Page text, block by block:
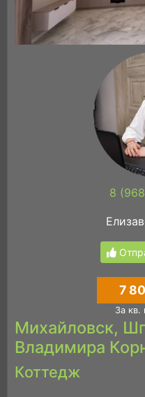
8
7
За
Михайловск,
Владимира
Коттедж